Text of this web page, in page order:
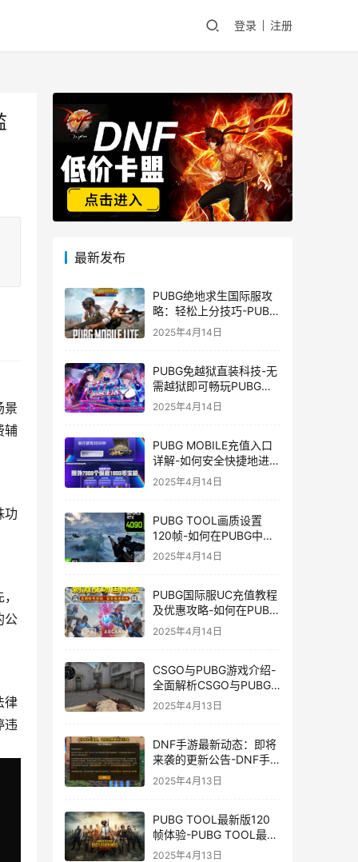
登录 注册
景
辅
功
公
律
违
最新发布
PUBG绝地求生国际服攻
略：轻松上分技巧-PUBG
绝地求生国际服新手入门
2025年4月14日
PUBG免越狱直装科技-无
需越狱即可畅玩PUBG的
安装技巧
2025年4月14日
PUBG MOBILE充值入口
详解-如何安全快捷地进行
PUBG MOBILE充值
2025年4月14日
PUBG TOOL画质设置
120帧-如何在PUBG中使
用PUBG TOOL实现120
2025年4月14日
PUBG国际服UC充值教程
及优惠攻略-如何在PUBG
国际服中进行高效且安全
的UC充值
2025年4月14日
CSGO与PUBG游戏介绍-
全面解析CSGO与PUBG
这两款热门射击游戏
2025年4月13日
DNF手游最新动态：即将
来袭的更新公告-DNF手
游最新消息与更新时间表
2025年4月13日
PUBG TOOL最新版120
帧体验-PUBG TOOL最新
版120帧游戏体验优化
2025年4月13日